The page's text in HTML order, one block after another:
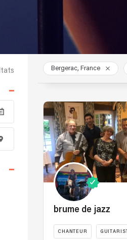
Bergerac, France
brume de jazz
CHANTEUR